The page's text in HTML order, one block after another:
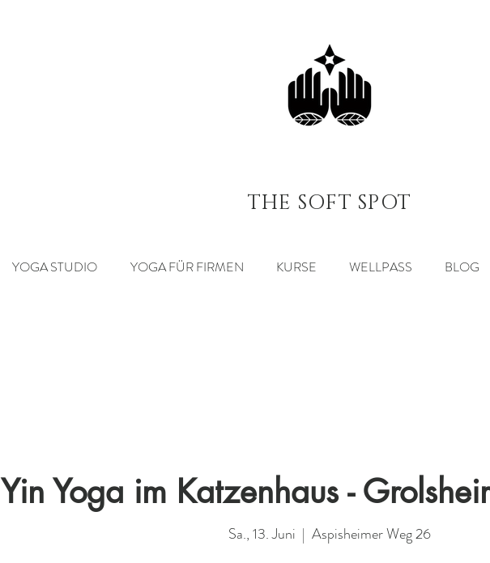
THE SOFT SPOT
YOGA STUDIO YOGA FÜR FIRMEN KURSE WELLPASS BLOG
Yin Yoga im Katzenhaus -
Sa., 13. Juni
  |
Aspisheimer Weg 26